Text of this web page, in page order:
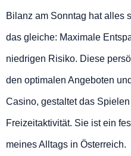
Bilanz am Sonntag hat alles
das gleiche: Maximale
niedrigen Risiko. Diese
den optimalen Angeboten
Casino, gestaltet das
Freizeitaktivität. Sie ist ein
meines Alltags in Österreich.